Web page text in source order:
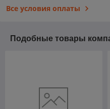
Все условия оплаты
Подобные товары